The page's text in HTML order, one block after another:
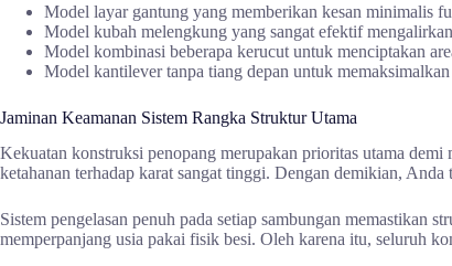
Model layar gantung yang memberikan kesan minimalis
Model kubah melengkung yang sangat efektif
Model kombinasi beberapa kerucut untuk menciptakan
Model kantilever tanpa tiang depan untuk
Jaminan Keamanan Sistem Rangka Struktur Utama
Kekuatan konstruksi penopang merupakan prioritas utama
ketahanan terhadap karat sangat tinggi. Dengan demikian,
Sistem pengelasan penuh pada setiap sambungan memastikan
memperpanjang usia pakai fisik besi. Oleh karena itu, seluruh